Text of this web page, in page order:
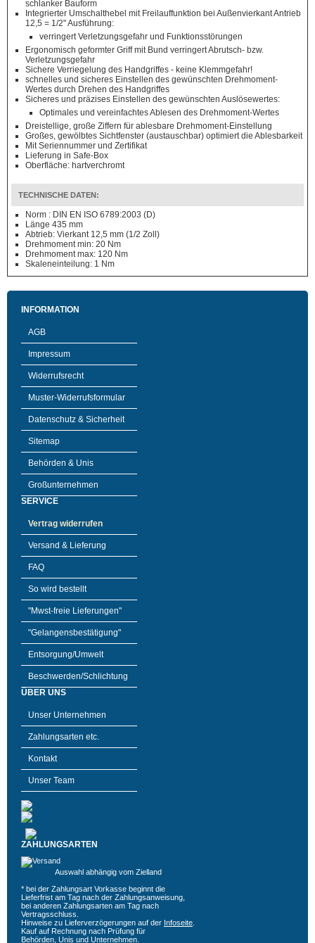
schlanker Bauform
Integrierter Umschalthebel mit Freilauffunktion bei Außenvierkant Antrieb
12,5 = 1/2" Ausführung:
verringert Verletzungsgefahr und Funktionsstörungen
Ergonomisch geformter Griff mit Bund verringert Abrutsch- bzw.
Verletzungsgefahr
Sichere Verriegelung des Handgriffes - keine Klemmgefahr!
schnelles und sicheres Einstellen des gewünschten Drehmoment-
Wertes durch Drehen des Handgriffes
Sicheres und präzises Einstellen des gewünschten Auslösewertes:
Optimales und vereinfachtes Ablesen des Drehmoment-Wertes
Dreistellige, große Ziffern für ablesbare Drehmoment-Einstellung
Großes, gewölbtes Sichtfenster (austauschbar) optimiert die Ablesbarkeit
Mit Seriennummer und Zertifikat
Lieferung in Safe-Box
Oberfläche: hartverchromt
TECHNISCHE DATEN:
Norm : DIN EN ISO 6789:2003 (D)
Länge 435 mm
Abtrieb: Vierkant 12,5 mm (1/2 Zoll)
Drehmoment min: 20 Nm
Drehmoment max: 120 Nm
Skaleneinteilung: 1 Nm
INFORMATION
AGB
Impressum
Widerrufsrecht
Muster-Widerrufsformular
Datenschutz & Sicherheit
Sitemap
Behörden & Unis
Großunternehmen
SERVICE
Vertrag widerrufen
Versand & Lieferung
FAQ
So wird bestellt
"Mwst-freie Lieferungen"
"Gelangensbestätigung"
Entsorgung/Umwelt
Beschwerden/Schlichtung
ÜBER UNS
Unser Unternehmen
Zahlungsarten etc.
Kontakt
Unser Team
ZAHLUNGSARTEN
Auswahl abhängig vom Zielland
* bei der Zahlungsart Vorkasse beginnt die
Lieferfrist am Tag nach der Zahlungsanweisung,
bei anderen Zahlungsarten am Tag nach
Vertragsschluss.
Hinweise zu Lieferverzögerungen auf der Infoseite
Kauf auf Rechnung nach Prüfung für
Behörden, Unis und Unternehmen.